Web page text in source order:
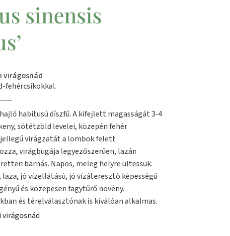
sinensis
virágosnád
fehércsíkokkal.
habitusú díszfű. A kifejlett magasságát 3-4
sötétzöld levelei, közepén fehér
jellegű virágzatát a lombok felett
virágbugája legyezőszerűen, lazán
barnás. Napos, meleg helyre ültessük.
laza, jó vízellátású, jó vízáteresztő képességű
és közepesen fagytűrő növény.
és térelválasztónak is kiválóan alkalmas.